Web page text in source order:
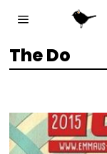
The Do